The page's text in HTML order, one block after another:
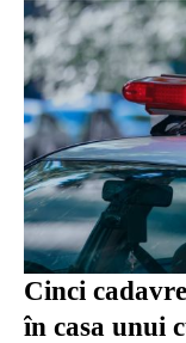
Cinci
în casa unui